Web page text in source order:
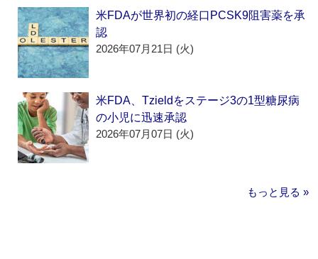
米FDAが世界初の経口PCSK9阻害薬を承
認
2026年07月21日 (火)
米FDA、Tzieldをステージ3の1型糖尿病
の小児に迅速承認
2026年07月07日 (火)
もっと見る »